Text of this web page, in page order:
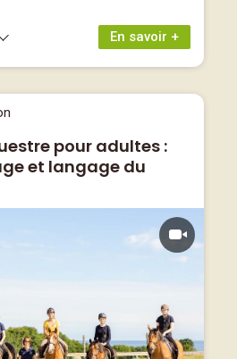
En savoir +
pour adultes :
et langage du